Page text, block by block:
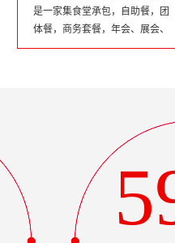
是一家集食堂承包，自助餐，团
体餐，商务套餐，年会、展会、
会议培训用餐的综合性餐饮发展